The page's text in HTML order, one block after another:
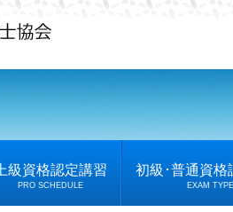
上級資格認定講習
PRO SCHEDULE
初級･普通資格
EXAM TYPE